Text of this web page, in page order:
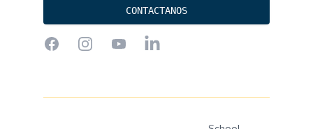
CONTACTANOS
FacebookInstagramYouTubeLinkedIn